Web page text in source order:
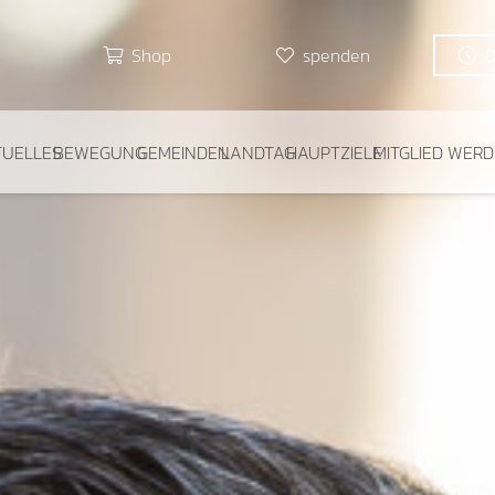
Shop spenden
BEWEGUNGGEMEINDENLANDTAGHAUPTZIELEMITGLIED